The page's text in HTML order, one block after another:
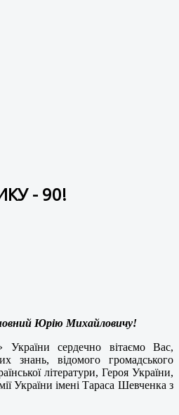
- 90!
Юрію Михайловичу!
України сердечно вітаємо Вас,
знань, відомого громадського
літератури, Героя України,
України імені Тараса Шевченка з